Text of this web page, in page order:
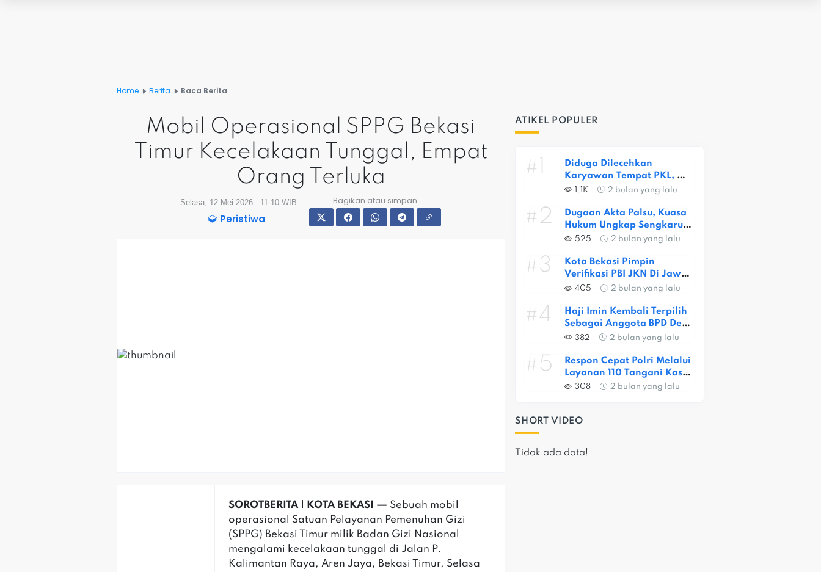
Home Berita Baca Berita
Mobil Operasional SPPG Bekasi
Timur Kecelakaan Tunggal, Empat
Orang Terluka
Selasa, 12 Mei 2026 - 11:10 WIB
Peristiwa
Bagikan atau simpan
SOROTBERITA | KOTA BEKASI — Sebuah mobil
operasional Satuan Pelayanan Pemenuhan Gizi
(SPPG) Bekasi Timur milik Badan Gizi Nasional
mengalami kecelakaan tunggal di Jalan P.
Kalimantan Raya, Aren Jaya, Bekasi Timur, Selasa
ATIKEL POPULER
#1
Diduga Dilecehkan
Karyawan Tempat PKL,
Siswi SMKN 1 Kota Bekasi
1.1K 2 bulan yang lalu
#2
Dugaan Akta Palsu, Kuasa
Hukum Ungkap Sengkarut
Lahan Ceger
525 2 bulan yang lalu
#3
Kota Bekasi Pimpin
Verifikasi PBI JKN Di Jawa
Barat, Capaian Provinsi
405 2 bulan yang lalu
#4
Haji Imin Kembali Terpilih
Sebagai Anggota BPD Desa
Satria Jaya
382 2 bulan yang lalu
#5
Respon Cepat Polri Melalui
Layanan 110 Tangani Kasus
Dugaan Pembunuhan Di
308 2 bulan yang lalu
SHORT VIDEO
Tidak ada data!